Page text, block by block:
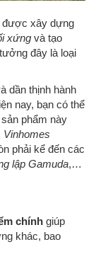
được xây dựng
xứng và tạo
đây là loại
dần thịnh hành
nay, bạn có thể
phẩm này
Vinhomes
phải kể đến các
lập Gamuda,…
chính giúp
khác, bao